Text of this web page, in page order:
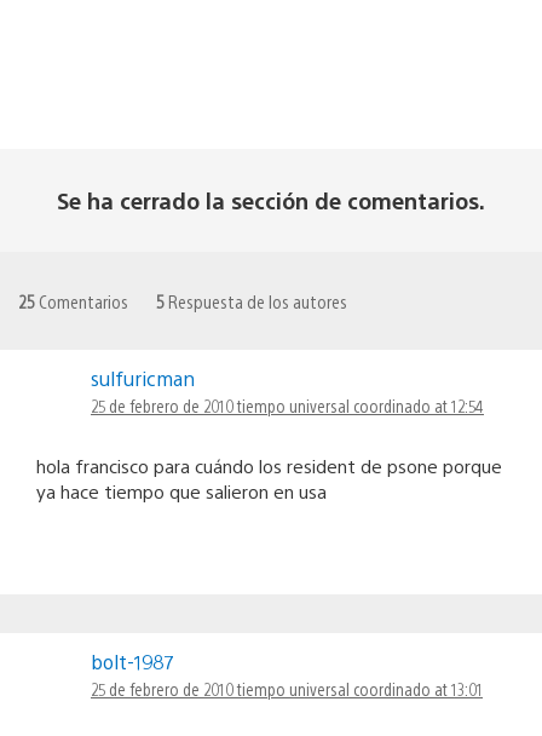
Se ha cerrado la sección de comentarios.
25 Comentarios 5 Respuesta de los autores
sulfuricman
25 de febrero de 2010 tiempo universal coordinado at 12:54
hola francisco para cuándo los resident de psone porque
ya hace tiempo que salieron en usa
bolt-1987
25 de febrero de 2010 tiempo universal coordinado at 13:01